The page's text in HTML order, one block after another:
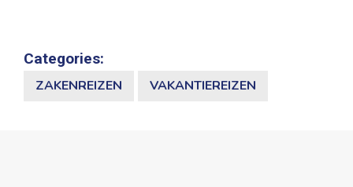
Categories:
ZAKENREIZEN VAKANTIEREIZEN